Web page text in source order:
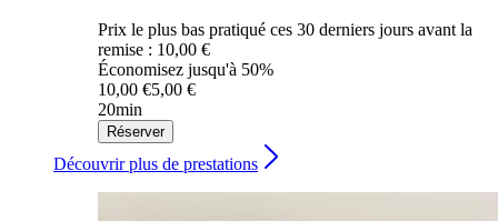
Prix le plus bas pratiqué ces 30 derniers jours avant la
remise : 10,00 €
Économisez jusqu'à 50%
10,00 €5,00 €
20min
Réserver
Découvrir plus de prestations